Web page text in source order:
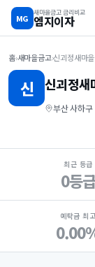
MG
새마을금고 금리비교
엠지이자
홈›새마을금고›신괴정새마
신 신괴정새
부산 사하
지점 핵심 지표최근 등급
0등급
예탁금 최고